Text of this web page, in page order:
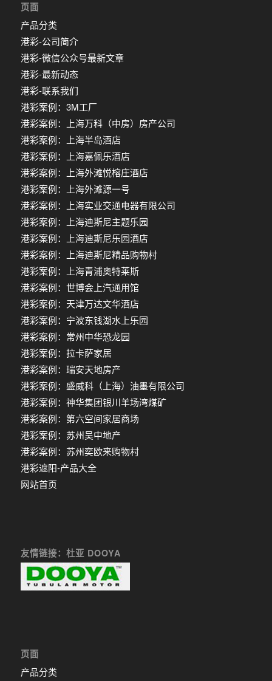
页面
产品分类
港彩-公司简介
港彩-微信公众号最新文章
港彩-最新动态
港彩-联系我们
港彩案例：3M工厂
港彩案例：上海万科（中房）房产公司
港彩案例：上海半岛酒店
港彩案例：上海嘉佩乐酒店
港彩案例：上海外滩悦榕庄酒店
港彩案例：上海外滩源一号
港彩案例：上海实业交通电器有限公司
港彩案例：上海迪斯尼主题乐园
港彩案例：上海迪斯尼乐园酒店
港彩案例：上海迪斯尼精品购物村
港彩案例：上海青浦奥特莱斯
港彩案例：世博会上汽通用馆
港彩案例：天津万达文华酒店
港彩案例：宁波东钱湖水上乐园
港彩案例：常州中华恐龙园
港彩案例：拉卡萨家居
港彩案例：瑞安天地房产
港彩案例：盛威科（上海）油墨有限公司
港彩案例：神华集团银川羊场湾煤矿
港彩案例：第六空间家居商场
港彩案例：苏州吴中地产
港彩案例：苏州奕欧来购物村
港彩遮阳-产品大全
网站首页
友情链接：杜亚 DOOYA
页面
产品分类